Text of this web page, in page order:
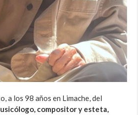
a los 98 años en Limache, del
compositor y esteta,